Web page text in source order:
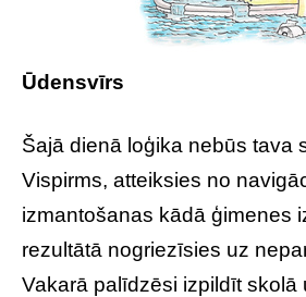
Ūdensvīrs
Šajā dienā loģika nebūs tava
Vispirms, atteiksies no
izmantošanas kādā ģimenes
rezultātā nogriezīsies uz
Vakarā palīdzēsi izpildīt skolā